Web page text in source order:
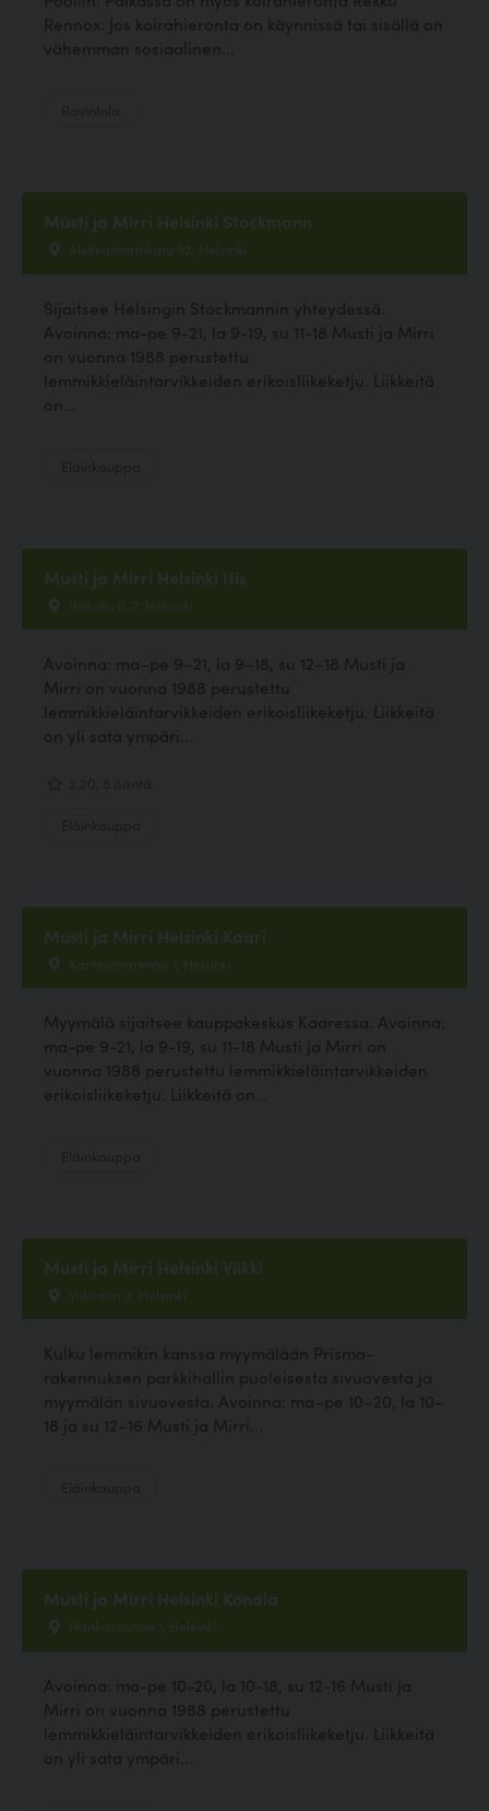
Rennox. Jos koirahieronta on käynnissä tai sisällä on
vähemman sosiaalinen...
Musti ja Mirri Helsinki Stockmann
Aleksanterinkatu 52, Helsinki
Sijaitsee Helsingin Stockmannin yhteydessä.
Avoinna: ma-pe 9-21, la 9-19, su 11-18 Musti ja Mirri
on vuonna 1988 perustettu
lemmikkieläintarvikkeiden erikoisliikeketju. Liikkeitä
on...
Musti ja Mirri Helsinki Itis
Itäkatu 6–7, Helsinki
Avoinna: ma–pe 9–21, la 9–18, su 12–18 Musti ja
Mirri on vuonna 1988 perustettu
lemmikkieläintarvikkeiden erikoisliikeketju. Liikkeitä
on yli sata ympäri...
Musti ja Mirri Helsinki Kaari
Kantelettarentie 1, Helsinki
Myymälä sijaitsee kauppakeskus Kaaressa. Avoinna:
ma-pe 9-21, la 9-19, su 11-18 Musti ja Mirri on
vuonna 1988 perustettu lemmikkieläintarvikkeiden
erikoisliikeketju. Liikkeitä on...
Musti ja Mirri Helsinki Viikki
Viikintori 3, Helsinki
Kulku lemmikin kanssa myymälään Prisma-
rakennuksen parkkihallin puoleisesta sivuovesta ja
myymälän sivuovesta. Avoinna: ma–pe 10–20, la 10–
18 ja su 12–16 Musti ja Mirri...
Musti ja Mirri Helsinki Konala
Hankasuontie 1, Helsinki
Avoinna: ma-pe 10-20, la 10-18, su 12-16 Musti ja
Mirri on vuonna 1988 perustettu
lemmikkieläintarvikkeiden erikoisliikeketju. Liikkeitä
on yli sata ympäri...